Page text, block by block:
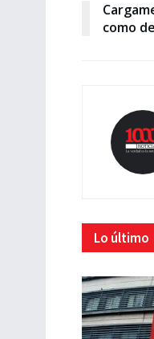
como
Lo último